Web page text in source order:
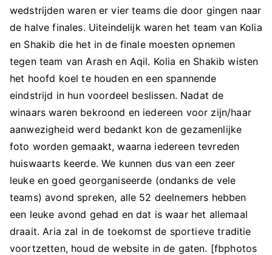
wedstrijden waren er vier teams die door gingen naar
de halve finales. Uiteindelijk waren het team van Kolia
en Shakib die het in de finale moesten opnemen
tegen team van Arash en Aqil. Kolia en Shakib wisten
het hoofd koel te houden en een spannende
eindstrijd in hun voordeel beslissen. Nadat de
winaars waren bekroond en iedereen voor zijn/haar
aanwezigheid werd bedankt kon de gezamenlijke
foto worden gemaakt, waarna iedereen tevreden
huiswaarts keerde. We kunnen dus van een zeer
leuke en goed georganiseerde (ondanks de vele
teams) avond spreken, alle 52 deelnemers hebben
een leuke avond gehad en dat is waar het allemaal
draait. Aria zal in de toekomst de sportieve traditie
voortzetten, houd de website in de gaten. [fbphotos